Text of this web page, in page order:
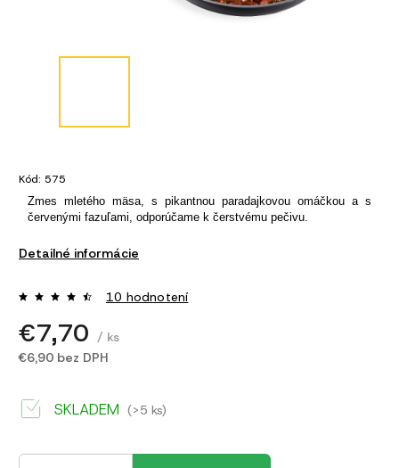
Kód: 575
Zmes mletého mäsa, s pikantnou paradajkovou omáčkou a s
červenými fazuľami, odporúčame k čerstvému pečivu.
Detailné informácie
10 hodnotení
€7,70
/ ks
€6,90 bez DPH
SKLADEM (>5 ks)